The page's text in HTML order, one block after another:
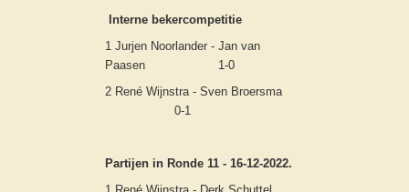
Interne bekercompetitie
1 Jurjen Noorlander - Jan van
Paasen 1-0
2 René Wijnstra - Sven Broersma
0-1
Partijen in Ronde 11 - 16-12-2022.